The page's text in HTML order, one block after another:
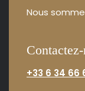
Nous
+33 6 34 66